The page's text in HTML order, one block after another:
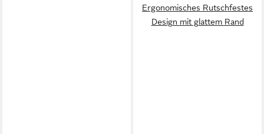
Ergonomisches Rutschfestes
Design mit glattem Rand